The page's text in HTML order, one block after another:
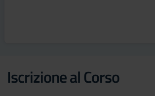
Iscrizione al Corso